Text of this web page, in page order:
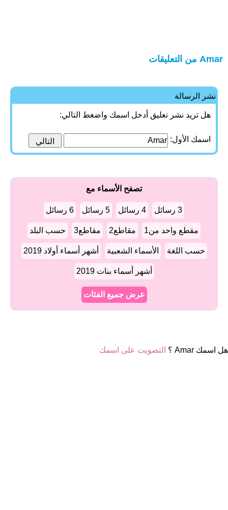
Amar من التعليقات
نشر الرسالة
هل تريد نشر تعليق أدخل اسمك واضغط التالي:
اسمك الأول:
تصفح الأسماء مع
3 رسائل 4 رسائل 5 رسائل 6 رسائل
مقطع واحد من1 مقاطع2 مقاطع3 حسب البلد
حسب اللغة الأسماء الشعبية أشهر أسماء أولاد 2019
أشهر أسماء بنات 2019
عرض جميع الفئات
هل اسمك Amar ؟ التصويت على اسمك